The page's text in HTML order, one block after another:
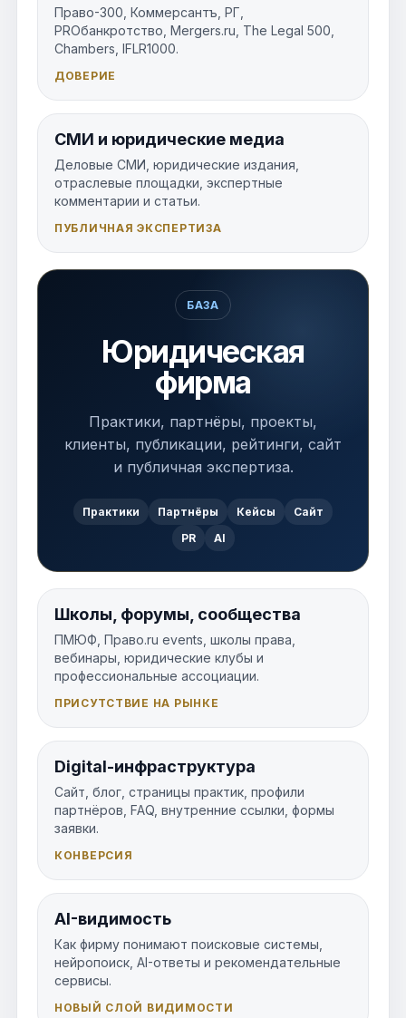
Право-300, Коммерсантъ, РГ,
PROбанкротство, Mergers.ru, The Legal 500,
Chambers, IFLR1000.
ДОВЕРИЕ
СМИ и юридические медиа
Деловые СМИ, юридические издания,
отраслевые площадки, экспертные
комментарии и статьи.
ПУБЛИЧНАЯ ЭКСПЕРТИЗА
БАЗА
Юридическая
фирма
Практики, партнёры, проекты,
клиенты, публикации, рейтинги, сайт
и публичная экспертиза.
Практики Партнёры Кейсы
Сайт
PR
AI
Школы, форумы, сообщества
ПМЮФ, Право.ru events, школы права,
вебинары, юридические клубы и
профессиональные ассоциации.
ПРИСУТСТВИЕ НА РЫНКЕ
Digital-инфраструктура
Сайт, блог, страницы практик, профили
партнёров, FAQ, внутренние ссылки, формы
заявки.
КОНВЕРСИЯ
AI-видимость
Как фирму понимают поисковые системы,
нейропоиск, AI-ответы и рекомендательные
сервисы.
НОВЫЙ СЛОЙ ВИДИМОСТИ